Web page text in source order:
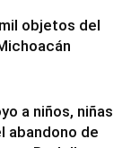
objetos del
a niños, niñas
abandono de